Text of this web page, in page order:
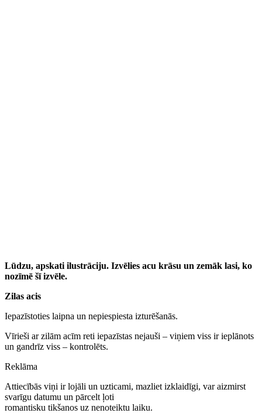
Lūdzu, apskati ilustrāciju. Izvēlies acu krāsu un zemāk lasi, ko
nozīmē šī izvēle.
Zilas acis
Iepazīstoties laipna un nepiespiesta izturēšanās.
Vīrieši ar zilām acīm reti iepazīstas nejauši – viņiem viss ir ieplānots
un gandrīz viss – kontrolēts.
Reklāma
Attiecībās viņi ir lojāli un uzticami, mazliet izklaidīgi, var aizmirst
svarīgu datumu un pārcelt ļoti
romantisku tikšanos uz nenoteiktu laiku.